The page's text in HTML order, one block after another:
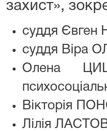
захист»,
суддя
суддя Віра
Олена
Вікторія
Лілія